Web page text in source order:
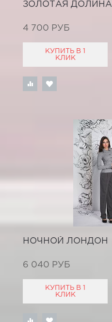
ЗОЛОТАЯ ДОЛИНА
4 700 РУБ
КУПИТЬ В 1
КЛИК
НОЧНОЙ ЛОНДОН
6 040 РУБ
КУПИТЬ В 1
КЛИК